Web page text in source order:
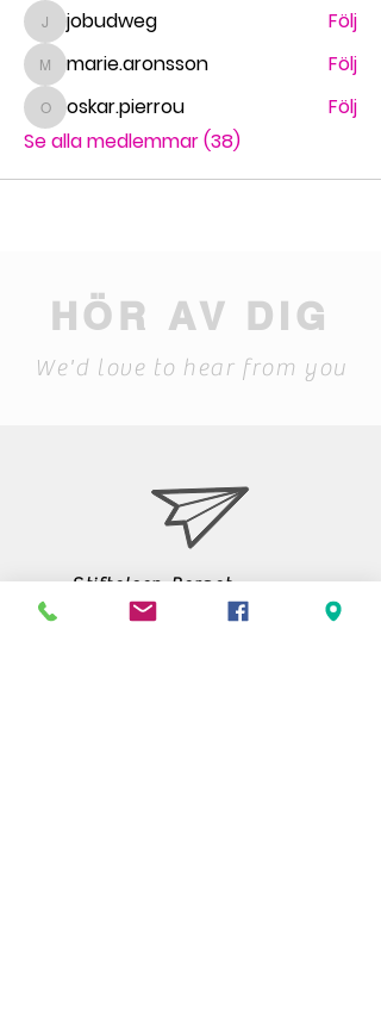
jobudweg
jobudweg Följ
marie.aronsson
marie.aronsson Följ
oskar.pierrou
oskar.pierrou
Följ
Se alla medlemmar (38)
HÖR AV DIG
We'd love to hear from you
Stiftelsen Berget
Tempelvägen 10